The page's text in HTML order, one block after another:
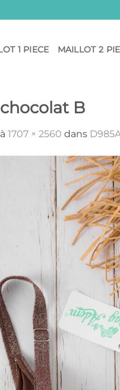
1 PIECE MAILLOT 2
B
à 1707 × 2560 dans